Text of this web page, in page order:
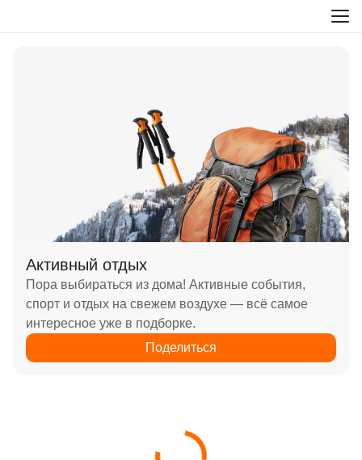
Активный отдых
Пора выбираться из дома! Активные события,
спорт и отдых на свежем воздухе — всё самое
интересное уже в подборке.
Поделиться